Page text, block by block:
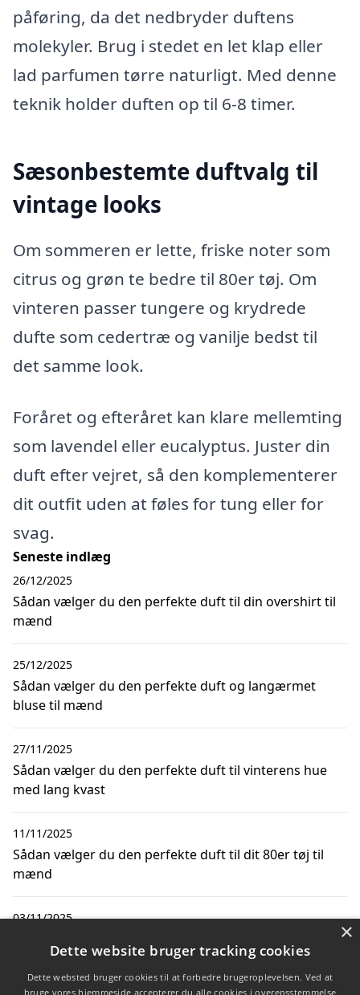
påføring, da det nedbryder duftens
molekyler. Brug i stedet en let klap eller
lad parfumen tørre naturligt. Med denne
teknik holder duften op til 6-8 timer.
Sæsonbestemte duftvalg til
vintage looks
Om sommeren er lette, friske noter som
citrus og grøn te bedre til 80er tøj. Om
vinteren passer tungere og krydrede
dufte som cedertræ og vanilje bedst til
det samme look.
Foråret og efteråret kan klare mellemting
som lavendel eller eucalyptus. Juster din
duft efter vejret, så den komplementerer
dit outfit uden at føles for tung eller for
svag.
Seneste indlæg
Sådan vælger du den perfekte duft til din overshirt til
mænd
26/12/2025
Sådan vælger du den perfekte duft og langærmet
bluse til mænd
25/12/2025
Sådan vælger du den perfekte duft til vinterens hue
med lang kvast
27/11/2025
Sådan vælger du den perfekte duft til dit 80er tøj til
mænd
11/11/2025
til mænd
03/11/2025
×
Dette website bruger tracking cookies
Dette websted bruger cookies til at forbedre brugeroplevelsen. Ved at
bruge vores hjemmeside accepterer du alle cookies i overensstemmelse